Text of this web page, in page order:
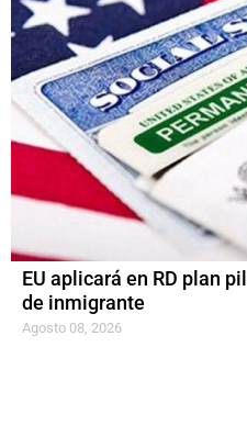
EU aplicará en RD plan
de inmigrante
Agosto 08, 2026